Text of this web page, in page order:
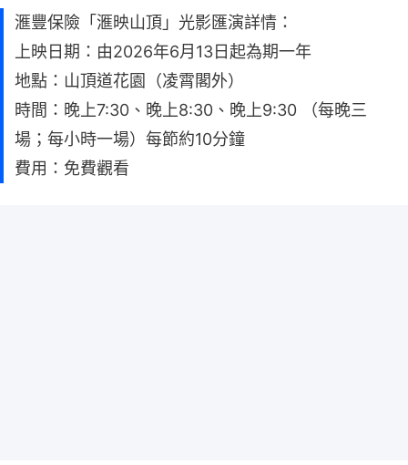
滙豐保險「滙映山頂」光影匯演詳情：
上映日期：由2026年6月13日起為期一年
地點：山頂道花園（凌霄閣外）
時間：晚上7:30、晚上8:30、晚上9:30 （每晚三
場；每小時一場）每節約10分鐘
費用：免費觀看